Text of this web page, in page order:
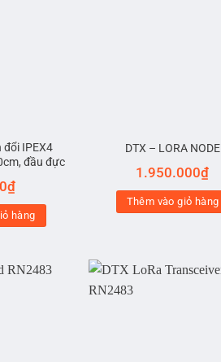
đổi IPEX4
đầu đực
₫
hàng
DTX – LORA NODE
1.950.000₫
Thêm vào giỏ hàng